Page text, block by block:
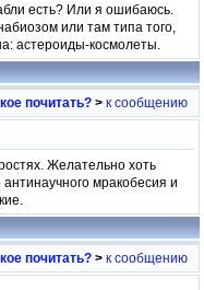
есть? Или я ошибаюсь.
или там типа того,
астероиды-космолеты.
почитать? > к сообщению
Желательно хоть
мракобесия и
почитать? > к сообщению